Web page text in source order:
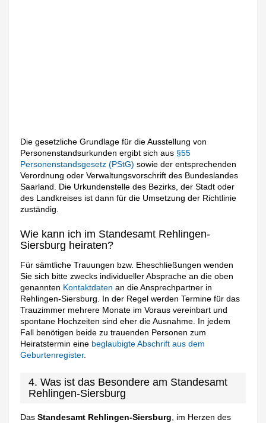
Die gesetzliche Grundlage für die Ausstellung von
Personenstandsurkunden ergibt sich aus §55
Personenstandsgesetz (PStG)sowie der entsprechenden
Verordnung oder Verwaltungsvorschrift des Bundeslandes
Saarland. Die Urkundenstelle des Bezirks, der Stadt oder
des Landkreises ist dann für die Umsetzung der Richtlinie
zuständig.
Wie kann ich im Standesamt Rehlingen-
Siersburg heiraten?
Für sämtliche Trauungen bzw. Eheschließungen wenden
Sie sich bitte zwecks individueller Absprache an die oben
genannten Kontaktdaten an die Ansprechpartner in
Rehlingen-Siersburg. In der Regel werden Termine für das
Trauzimmer mehrere Monate im Voraus vereinbart und
spontane Hochzeiten sind eher die Ausnahme. In jedem
Fall benötigen beide zu trauenden Personen zum
Heiratstermin eine beglaubigte Abschrift aus dem
Geburtenregister.
4. Was ist das Besondere am Standesamt
Rehlingen-Siersburg
DasStandesamt Rehlingen-Siersburg, im Herzen des